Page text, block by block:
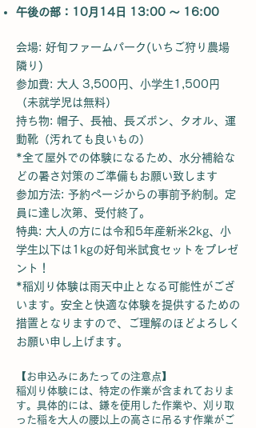
午後の部：10月14日 13:00 ～ 16:00
会場: 好旬ファームパーク(いちご狩り農場
隣り)
参加費: 大人 3,500円、小学生1,500円
（未就学児は無料）
持ち物: 帽子、長袖、長ズボン、タオル、運
動靴（汚れても良いもの）
*全て屋外での体験になるため、水分補給な
どの暑さ対策のご準備もお願い致します
参加方法: 予約ページからの事前予約制。定
員に達し次第、受付終了。
特典: 大人の方には令和5年産新米2kg、小
学生以下は1kgの好旬米試食セットをプレゼ
ント！
​*稲刈り体験は雨天中止となる可能性がござ
います。安全と快適な体験を提供するための
措置となりますので、ご理解のほどよろしく
お願い申し上げます。
【お申込みにあたっての注意点】
稲刈り体験には、特定の作業が含まれておりま
す。具体的には、鎌を使用した作業や、刈り取
った稲を大人の腰以上の高さに吊るす作業がご